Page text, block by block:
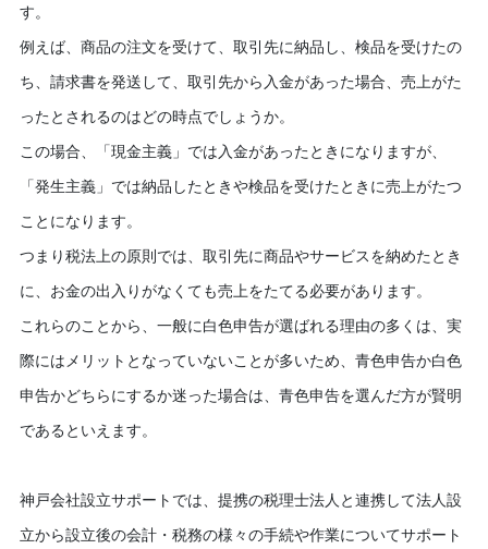
す。
例えば、商品の注文を受けて、取引先に納品し、検品を受けたの
ち、請求書を発送して、取引先から入金があった場合、売上がた
ったとされるのはどの時点でしょうか。
この場合、「現金主義」では入金があったときになりますが、
「発生主義」では納品したときや検品を受けたときに売上がたつ
ことになります。
つまり税法上の原則では、取引先に商品やサービスを納めたとき
に、お金の出入りがなくても売上をたてる必要があります。
これらのことから、一般に白色申告が選ばれる理由の多くは、実
際にはメリットとなっていないことが多いため、青色申告か白色
申告かどちらにするか迷った場合は、青色申告を選んだ方が賢明
であるといえます。
神戸会社設立サポートでは、提携の税理士法人と連携して法人設
立から設立後の会計・税務の様々の手続や作業についてサポート